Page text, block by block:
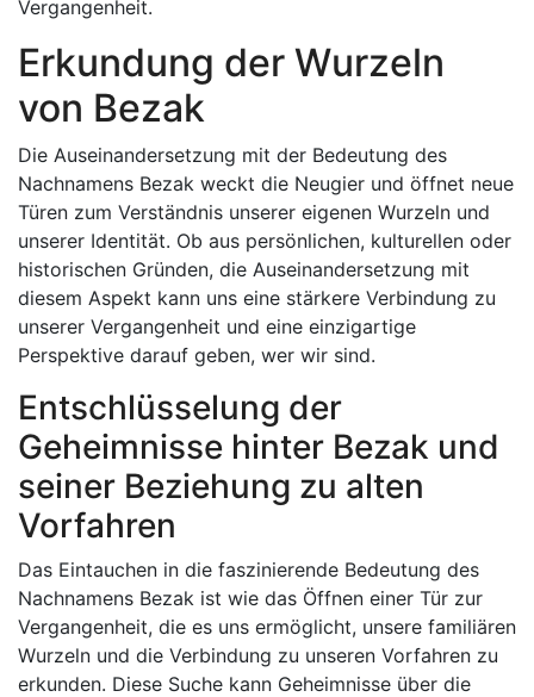
Vergangenheit.
Erkundung der Wurzeln
von Bezak
Die Auseinandersetzung mit der Bedeutung des
Nachnamens Bezak weckt die Neugier und öffnet neue
Türen zum Verständnis unserer eigenen Wurzeln und
unserer Identität. Ob aus persönlichen, kulturellen oder
historischen Gründen, die Auseinandersetzung mit
diesem Aspekt kann uns eine stärkere Verbindung zu
unserer Vergangenheit und eine einzigartige
Perspektive darauf geben, wer wir sind.
Entschlüsselung der
Geheimnisse hinter Bezak und
seiner Beziehung zu alten
Vorfahren
Das Eintauchen in die faszinierende Bedeutung des
Nachnamens Bezak ist wie das Öffnen einer Tür zur
Vergangenheit, die es uns ermöglicht, unsere familiären
Wurzeln und die Verbindung zu unseren Vorfahren zu
erkunden. Diese Suche kann Geheimnisse über die